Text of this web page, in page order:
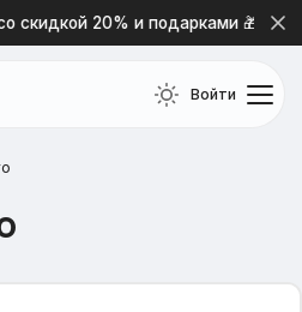
скидкой 20% и подарками 🎁
Войти